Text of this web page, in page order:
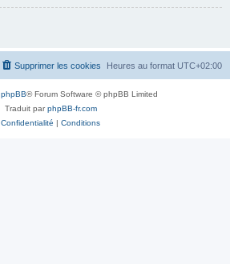
Heures au format UTC+02:00
Supprimer les cookies
phpBB® Forum Software © phpBB Limited
Traduit parphpBB-fr.com
Confidentialité | Conditions